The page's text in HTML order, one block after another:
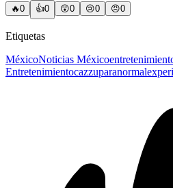
🔥0 👍0 😲0 😢0 😠0
Etiquetas
MéxicoNoticias México
Entretenimientocazzuparanormal